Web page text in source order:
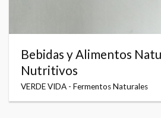
Bebidas y Alimentos
Nutritivos
VERDE VIDA - Fermentos Naturales